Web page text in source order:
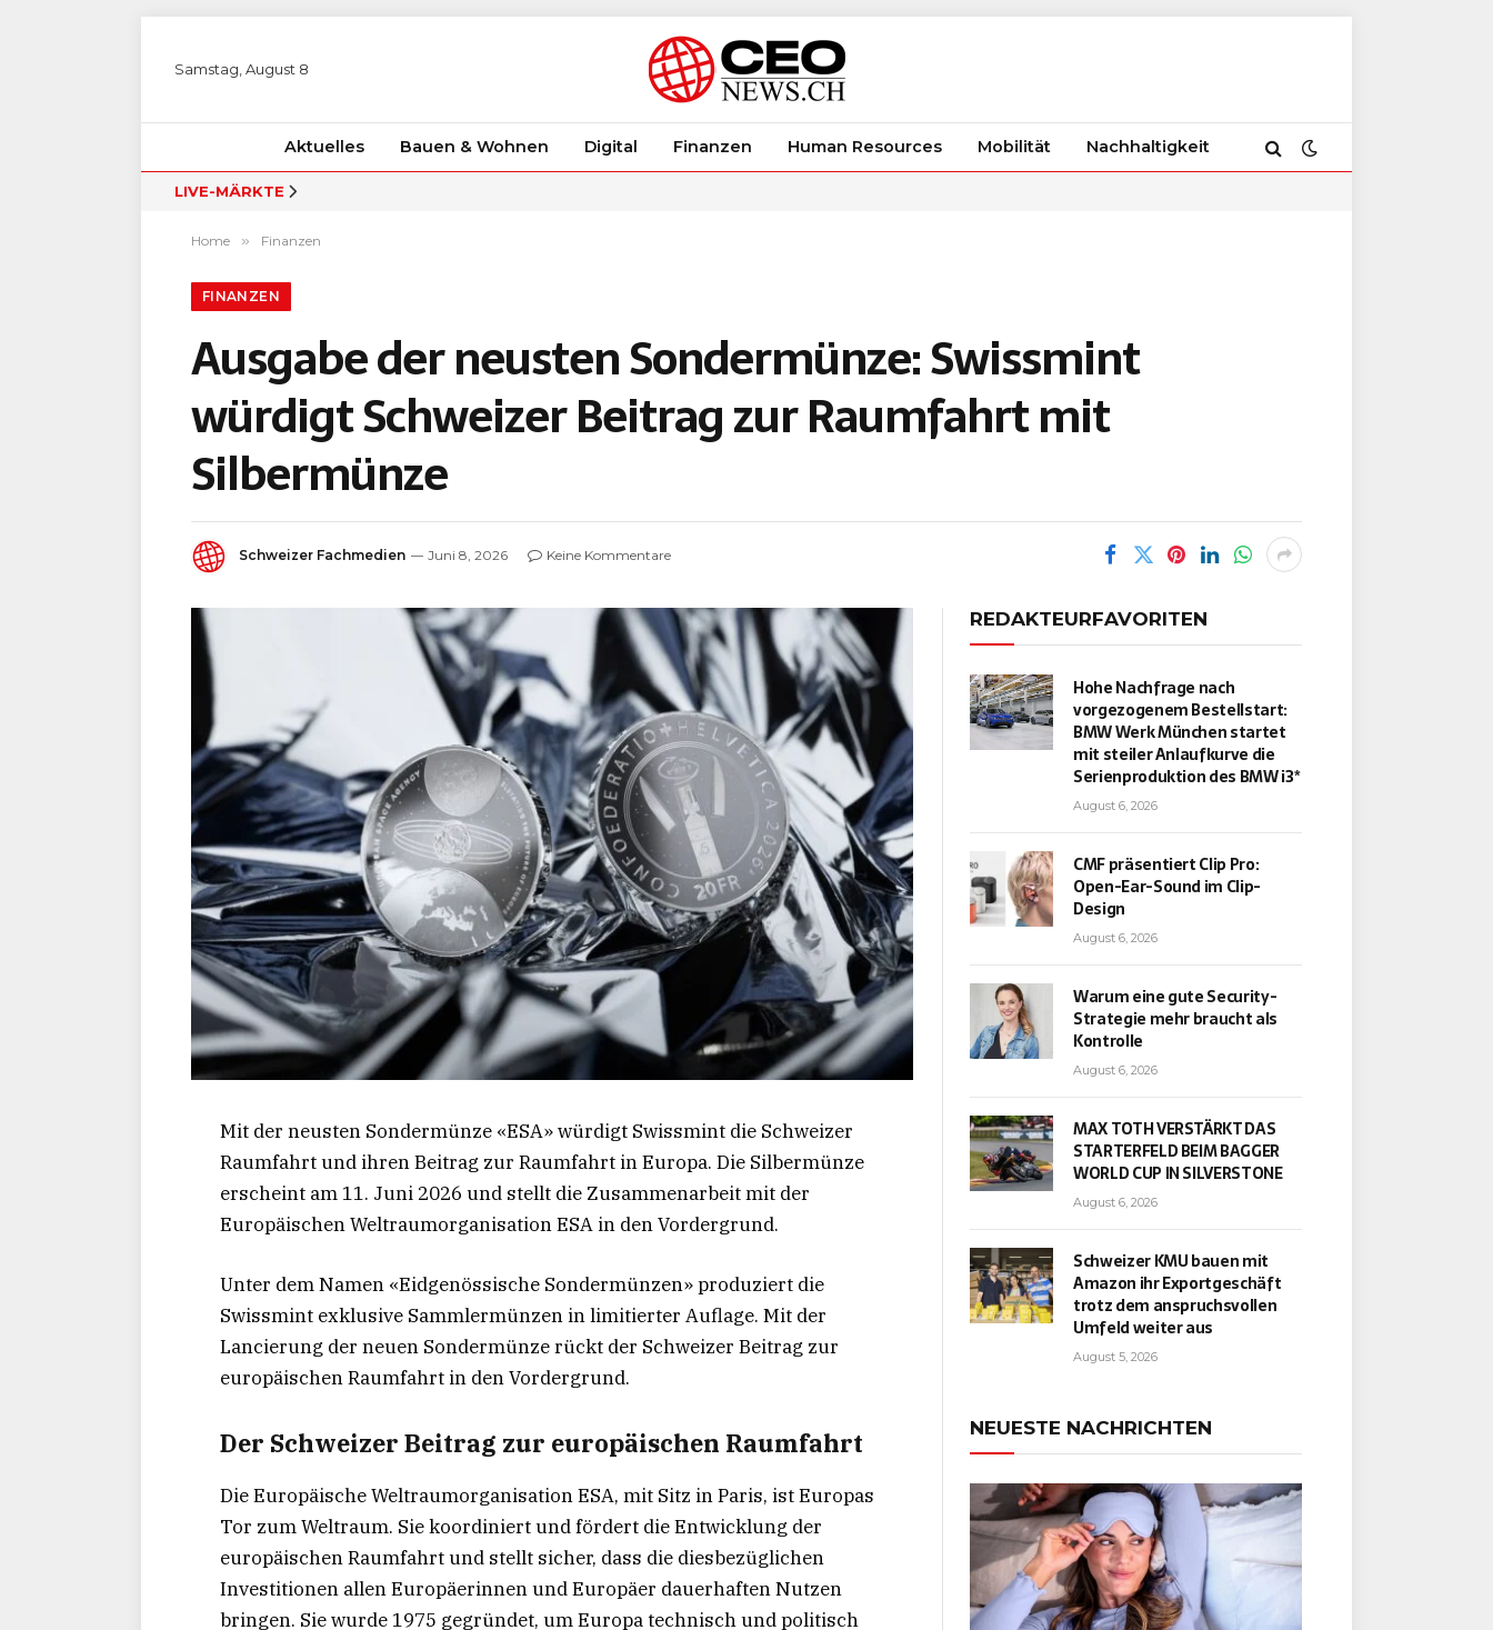
Samstag, August 8
Aktuelles Bauen & Wohnen Digital Finanzen Human Resources Mobilität Nachhaltigkeit
LIVE-MÄRKTE
Home » Finanzen
FINANZEN
Ausgabe der neusten Sondermünze: Swissmint
würdigt Schweizer Beitrag zur Raumfahrt mit
Silbermünze
Schweizer Fachmedien Juni 8, 2026 Keine Kommentare
Mit der neusten Sondermünze «ESA» würdigt Swissmint die Schweizer
Raumfahrt und ihren Beitrag zur Raumfahrt in Europa. Die Silbermünze
erscheint am 11. Juni 2026 und stellt die Zusammenarbeit mit der
Europäischen Weltraumorganisation ESA in den Vordergrund.
Unter dem Namen «Eidgenössische Sondermünzen» produziert die
Swissmint exklusive Sammlermünzen in limitierter Auflage. Mit der
Lancierung der neuen Sondermünze rückt der Schweizer Beitrag zur
europäischen Raumfahrt in den Vordergrund.
Der Schweizer Beitrag zur europäischen Raumfahrt
Die Europäische Weltraumorganisation ESA, mit Sitz in Paris, ist Europas
Tor zum Weltraum. Sie koordiniert und fördert die Entwicklung der
europäischen Raumfahrt und stellt sicher, dass die diesbezüglichen
Investitionen allen Europäerinnen und Europäer dauerhaften Nutzen
bringen. Sie wurde 1975 gegründet, um Europa technisch und politisch
REDAKTEURFAVORITEN
Hohe Nachfrage nach
vorgezogenem Bestellstart:
BMW Werk München startet
mit steiler Anlaufkurve die
Serienproduktion des BMW i3*
August 6, 2026
CMF präsentiert Clip Pro:
Open-Ear-Sound im Clip-
Design
August 6, 2026
Warum eine gute Security-
Strategie mehr braucht als
Kontrolle
August 6, 2026
MAX TOTH VERSTÄRKT DAS
STARTERFELD BEIM BAGGER
WORLD CUP IN SILVERSTONE
August 6, 2026
Schweizer KMU bauen mit
Amazon ihr Exportgeschäft
trotz dem anspruchsvollen
Umfeld weiter aus
August 5, 2026
NEUESTE NACHRICHTEN